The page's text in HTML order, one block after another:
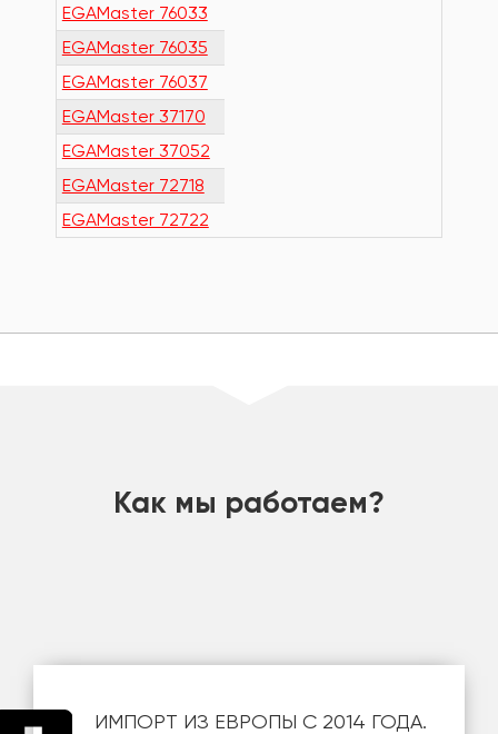
EGAMaster 76033
EGAMaster 76035
EGAMaster 76037
EGAMaster 37170
EGAMaster 37052
EGAMaster 72718
EGAMaster 72722
Как мы работаем?
ИМПОРТ ИЗ ЕВРОПЫ С 2014 ГОДА.